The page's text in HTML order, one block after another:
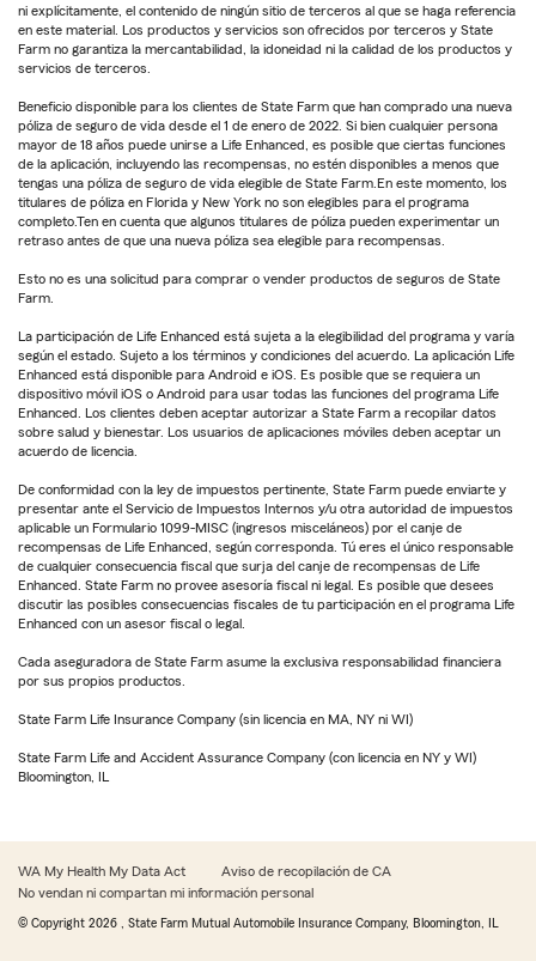
ni explícitamente, el contenido de ningún sitio de terceros al que se haga referencia
en este material. Los productos y servicios son ofrecidos por terceros y State
Farm no garantiza la mercantabilidad, la idoneidad ni la calidad de los productos y
servicios de terceros.
Beneficio disponible para los clientes de State Farm que han comprado una nueva
póliza de seguro de vida desde el 1 de enero de 2022. Si bien cualquier persona
mayor de 18 años puede unirse a Life Enhanced, es posible que ciertas funciones
de la aplicación, incluyendo las recompensas, no estén disponibles a menos que
tengas una póliza de seguro de vida elegible de State Farm.En este momento, los
titulares de póliza en Florida y New York no son elegibles para el programa
completo.Ten en cuenta que algunos titulares de póliza pueden experimentar un
retraso antes de que una nueva póliza sea elegible para recompensas.
Esto no es una solicitud para comprar o vender productos de seguros de State
Farm.
La participación de Life Enhanced está sujeta a la elegibilidad del programa y varía
según el estado. Sujeto a los términos y condiciones del acuerdo. La aplicación Life
Enhanced está disponible para Android e iOS. Es posible que se requiera un
dispositivo móvil iOS o Android para usar todas las funciones del programa Life
Enhanced. Los clientes deben aceptar autorizar a State Farm a recopilar datos
sobre salud y bienestar. Los usuarios de aplicaciones móviles deben aceptar un
acuerdo de licencia.
De conformidad con la ley de impuestos pertinente, State Farm puede enviarte y
presentar ante el Servicio de Impuestos Internos y/u otra autoridad de impuestos
aplicable un Formulario 1099-MISC (ingresos misceláneos) por el canje de
recompensas de Life Enhanced, según corresponda. Tú eres el único responsable
de cualquier consecuencia fiscal que surja del canje de recompensas de Life
Enhanced. State Farm no provee asesoría fiscal ni legal. Es posible que desees
discutir las posibles consecuencias fiscales de tu participación en el programa Life
Enhanced con un asesor fiscal o legal.
Cada aseguradora de State Farm asume la exclusiva responsabilidad financiera
por sus propios productos.
State Farm Life Insurance Company (sin licencia en MA, NY ni WI)
State Farm Life and Accident Assurance Company (con licencia en NY y WI)
Bloomington, IL
WA My Health My Data Act
Aviso de recopilación de CA
No vendan ni compartan mi información personal
© Copyright 2026 , State Farm Mutual Automobile Insurance Company, Bloomington, IL